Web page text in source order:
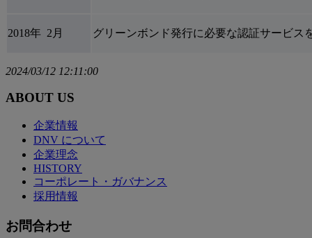
2018年 2月 グリーンボンド発行に必要な認証サービス
2024/03/12 12:11:00
ABOUT US
企業情報
DNV について
企業理念
HISTORY
コーポレート・ガバナンス
採用情報
お問合わせ